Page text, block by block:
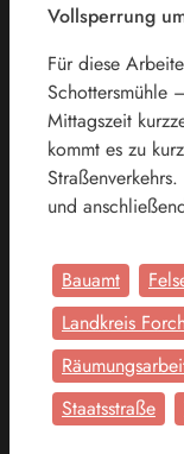
Vollsperrung
Für diese
Schottersmühle
Mittagszeit
kommt es zu
und
Bauamt
Landkreis
Staatsstraße